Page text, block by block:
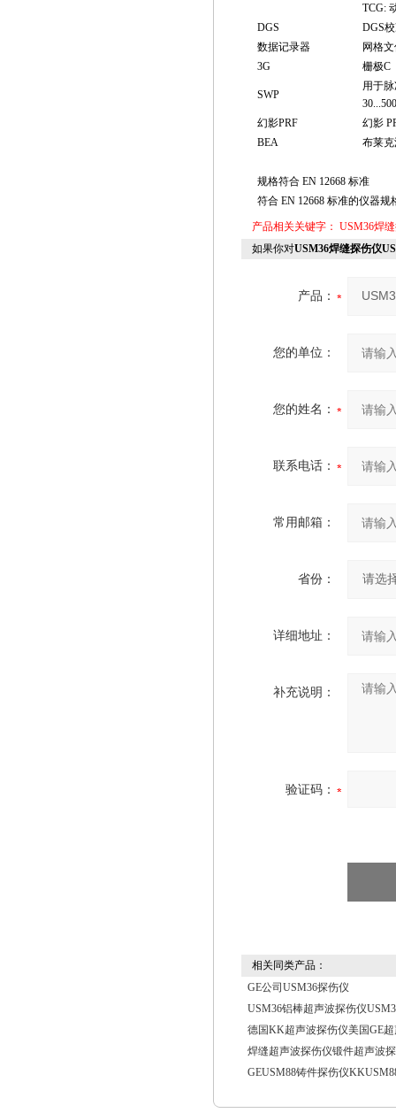
TCG:
DGS
DGS
数据记录器
网格
3G
栅极C
SWP
用于
幻影PRF
幻影
BEA
布莱
规格符合 EN 12668 标准
符合 EN 12668 标准的仪器
产品相关关键字： USM36焊
如果你对USM36焊缝探伤仪
产品：
您的单位：
您的姓名：
联系电话：
常用邮箱：
省份：
详细地址：
补充说明：
验证码：
相关同类产品：
GE公司USM36探伤仪
USM36铝棒超声波探伤仪
德国KK超声波探伤仪美国GE
焊缝超声波探伤仪锻件超声波
GEUSM88铸件探伤仪